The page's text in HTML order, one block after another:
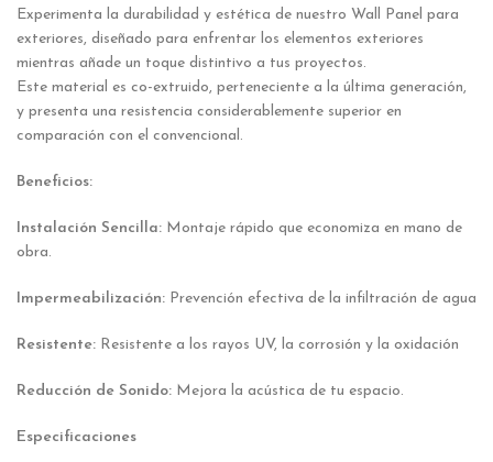
Experimenta la durabilidad y estética de nuestro Wall Panel para
exteriores, diseñado para enfrentar los elementos exteriores
mientras añade un toque distintivo a tus proyectos.
Este material es co-extruido, perteneciente a la última generación,
y presenta una resistencia considerablemente superior en
comparación con el convencional.
Beneficios:
Instalación Sencilla: Montaje rápido que economiza en mano de
obra.
Impermeabilización: Prevención efectiva de la infiltración de agua
Resistente: Resistente a los rayos UV, la corrosión y la oxidación
Reducción de Sonido: Mejora la acústica de tu espacio.
Especificaciones